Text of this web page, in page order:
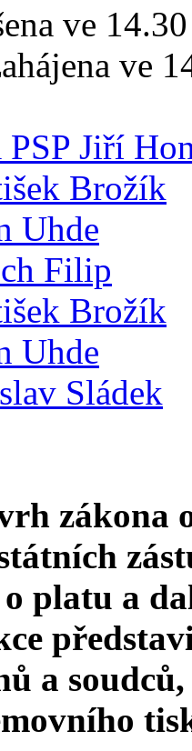
ve
ve
Jiří
Brožík
Uhde
Filip
Brožík
Uhde
Sládek
zákona
platu a
a